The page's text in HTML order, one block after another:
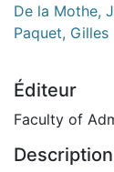
De la Mothe,
Paquet, Gilles
Éditeur
Faculty of
Description